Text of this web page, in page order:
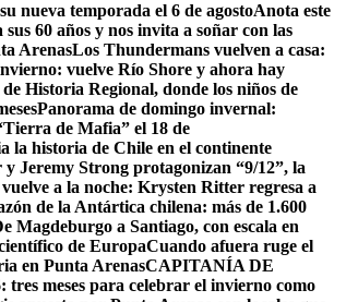
nueva temporada el 6 de agostoAnota este
60 años y nos invita a soñar con las
ArenasLos Thundermans vuelven a casa:
vuelve Río Shore y ahora hay
Historia Regional, donde los niños de
Panorama de domingo invernal:
de Mafia” el 18 de
la historia de Chile en el continente
Jeremy Strong protagonizan “9/12”, la
a la noche: Krysten Ritter regresa a
de la Antártica chilena: más de 1.600
Magdeburgo a Santiago, con escala en
de EuropaCuando afuera ruge el
en Punta ArenasCAPITANÍA DE
tres meses para celebrar el invierno como